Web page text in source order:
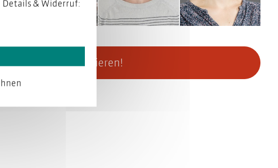
kontaktieren!
Details & Widerruf: